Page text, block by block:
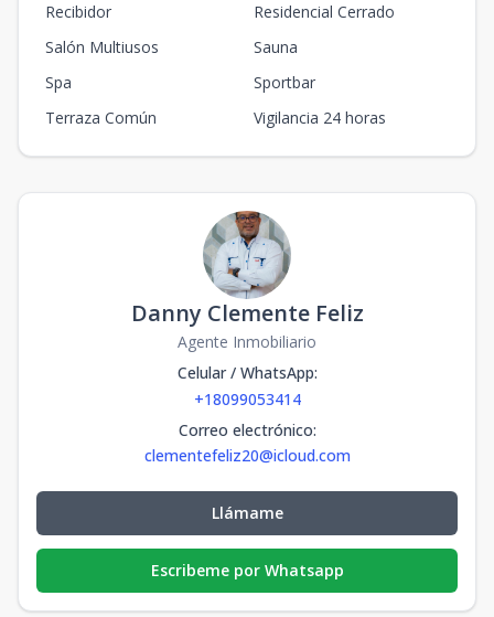
Recibidor
Residencial Cerrado
Salón Multiusos
Sauna
Spa
Sportbar
Terraza Común
Vigilancia 24 horas
Danny Clemente Feliz
Agente Inmobiliario
Celular / WhatsApp:
+18099053414
Correo electrónico:
clementefeliz20@icloud.com
Llámame
Escribeme por Whatsapp